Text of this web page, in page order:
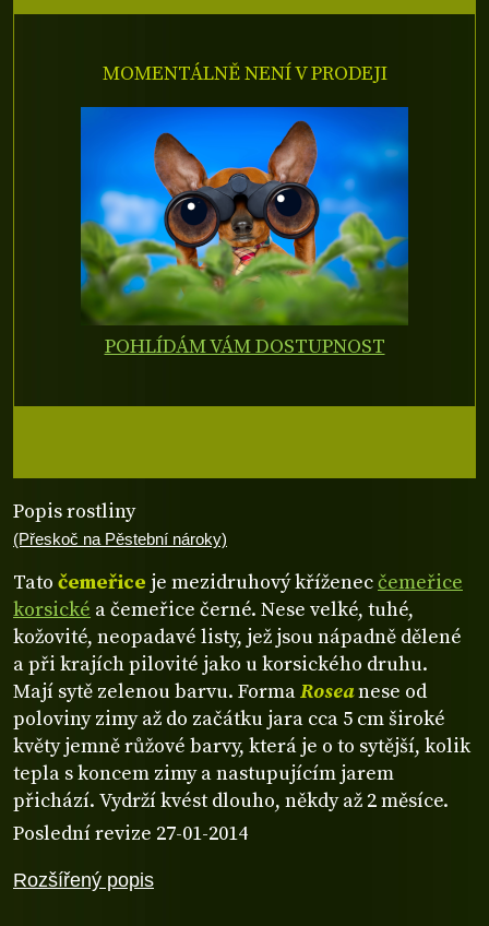
Rozšířený popis
Popis rostliny
(Přeskoč na Pěstební nároky)
Tato čemeřice je mezidruhový kříženecčemeřice
korsické a čemeřice černé. Nese velké, tuhé,
kožovité, neopadavé listy, jež jsou nápadně dělené
a při krajích pilovité jako u korsického druhu.
Mají sytě zelenou barvu. FormaRoseanese od
poloviny zimy až do začátku jara cca 5 cm široké
květy jemně růžové barvy, která je o to sytější, kolik
tepla s koncem zimy a nastupujícím jarem
přichází. Vydrží kvést dlouho, někdy až 2 měsíce.
Poslední revize 27-01-2014
MOMENTÁLNĚ NENÍ V PRODEJI
POHLÍDÁM VÁM DOSTUPNOST